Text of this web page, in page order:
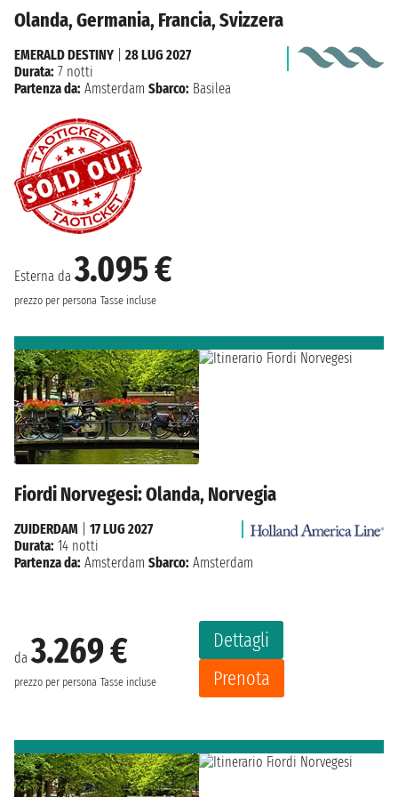
Olanda, Germania, Francia, Svizzera
Esterna da3.095 €
prezzo per persona Tasse incluse
EMERALD DESTINY
28 LUG 2027
Durata: 7 notti
Partenza da: Amsterdam Sbarco: Basilea
Fiordi Norvegesi: Olanda, Norvegia
da3.269 €
prezzo per persona Tasse incluse
Dettagli
Prenota
ZUIDERDAM
17 LUG 2027
Durata: 14 notti
Partenza da: Amsterdam Sbarco: Amsterdam